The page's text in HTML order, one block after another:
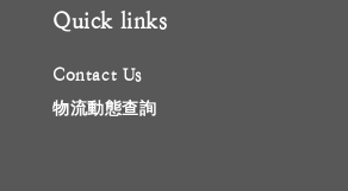
Quick links
Contact Us
物流動態查詢